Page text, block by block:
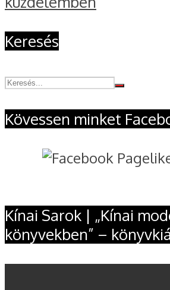
Keresés
Kövessen minket
Kínai Sarok | „Kínai
könyvekben” –